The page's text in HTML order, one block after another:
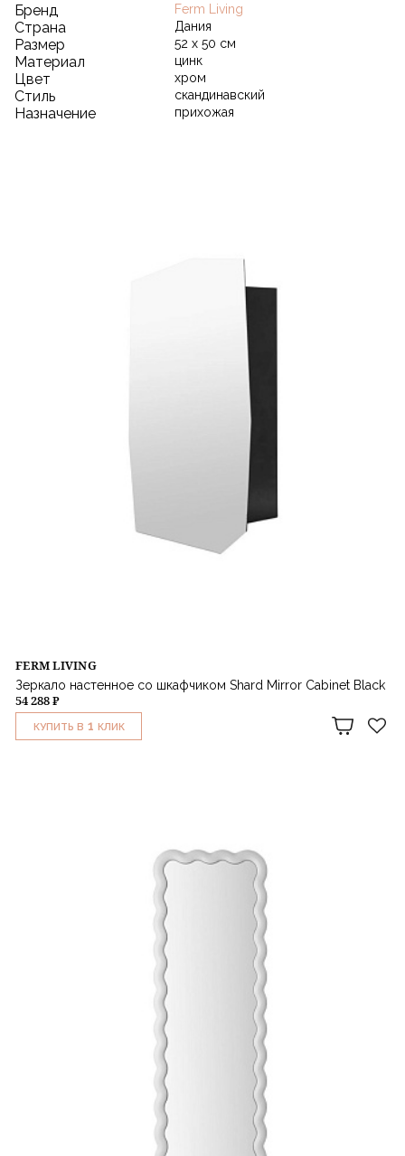
Бренд Ferm Living
Страна Дания
Размер 52 х 50 см
Материал цинк
Цвет хром
Стиль скандинавский
Назначение прихожая
FERM LIVING
Зеркало настенное со шкафчиком Shard Mirror Cabinet Black
54 288 ₽
КУПИТЬ В 1 КЛИК